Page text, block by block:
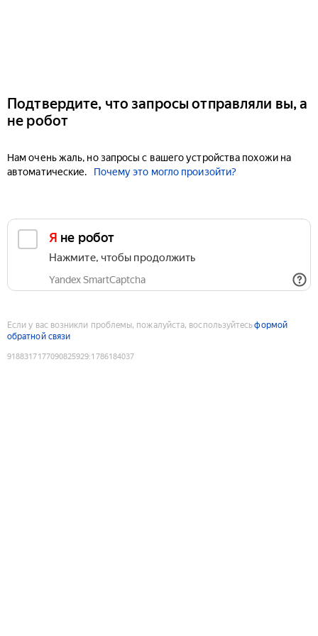
Подтвердите, что запросы отправляли вы, а
не робот
Нам очень жаль, но запросы с вашего устройства похожи на
автоматические.
Почему это могло произойти?
Я не робот
Нажмите, чтобы продолжить
Yandex SmartCaptcha
Если у вас возникли проблемы, пожалуйста, воспользуйтесьформой
обратной связи
9188317177090825929:1786184037